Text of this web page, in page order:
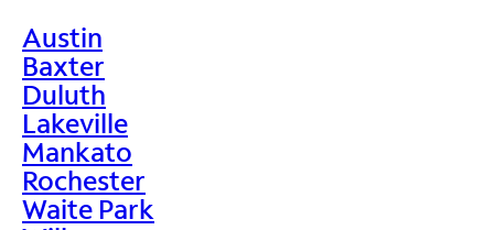
Austin
Baxter
Duluth
Lakeville
Mankato
Rochester
Waite Park